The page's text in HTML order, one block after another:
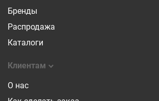
Бренды
Распродажа
Каталоги
Клиентам
О нас